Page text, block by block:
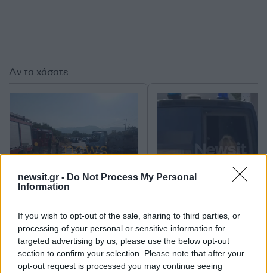
newsit.gr - Do Not Process My Personal
Information
If you wish to opt-out of the sale, sharing to third parties, or
processing of your personal or sensitive information for
targeted advertising by us, please use the below opt-out
section to confirm your selection. Please note that after your
opt-out request is processed you may continue seeing
Αν τα χάσατε
ντοκουμέντο από το
τροχαίο με νεκρούς μητέρα
και γιο – Ο οδηγός του
φορτηγού κατέγραψε τη
σύγκρουση
46χρονη που
για τον φονικό
της Marfin